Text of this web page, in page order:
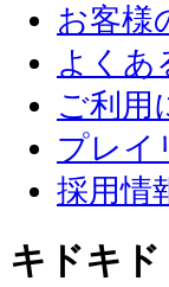
お客様
よくあ
ご利用
プレイ
採用情
キドキ